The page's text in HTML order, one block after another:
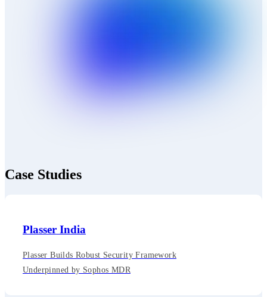
Case Studies
Plasser India
Plasser Builds Robust Security Framework
Underpinned by Sophos MDR